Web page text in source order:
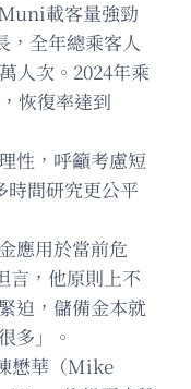
載客量強勁
，全年總乘客人
人次。2024年乘
恢復率達到
性，呼籲考慮短
時間研究更公平
應用於當前危
，他原則上不
迫，儲備金本就
多」。
懋華（Mike